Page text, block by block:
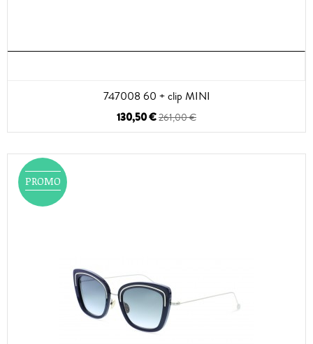
747008 60 + clip MINI
130,50 €261,00 €
PROMO